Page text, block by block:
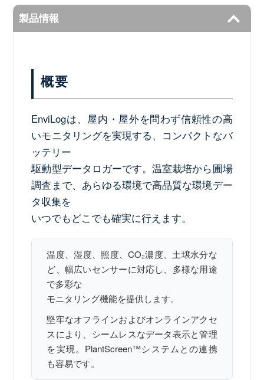
製品情報
概要
EnviLogは、屋内・屋外を問わず信頼性の高
いモニタリングを実現する、コンパクトなバ
ッテリー
駆動型データロガーです。温室栽培から圃場
調査まで、あらゆる環境で高品質な環境デー
タ収集を
いつでもどこでも確実に行えます。
温度、湿度、照度、CO₂濃度、土壌水分な
ど、幅広いセンサーに対応し、多様な用途
で多彩な
モニタリング機能を提供します。
堅牢なオフラインおよびオンラインアクセ
スにより、シームレスなデータ表示と管理
を実現。PlantScreen™システムとの連携
も容易です。